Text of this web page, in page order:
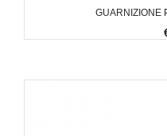
GUARNIZIONE